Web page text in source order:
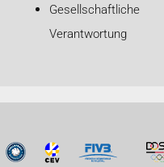
Gesellschaftliche
Verantwortung